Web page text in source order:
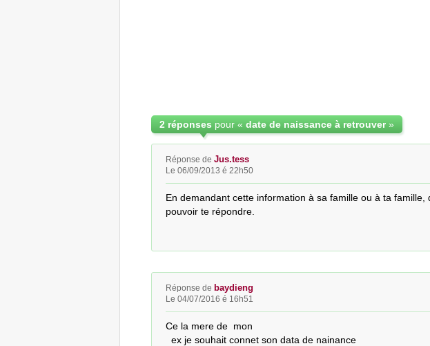
2 réponses pour « date de naissance à retrouver»
Réponse de Jus.tess
Le 06/09/2013 é 22h50
En demandant cette information à sa famille ou à ta famille,
pouvoir te répondre.
Réponse de baydieng
Le 04/07/2016 é 16h51
Ce la mere de  mon
  ex je souhait connet son data de nainance